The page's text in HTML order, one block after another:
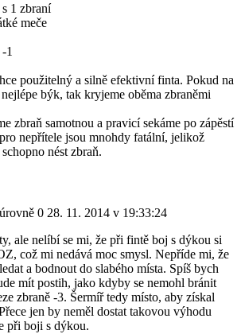
1 zbraní
meče
1
použitelný a silně efektivní finta. Pokud na
býk, tak kryjeme oběma zbraněmi
zbraň samotnou a pravicí sekáme po zápěstí
nepřítele jsou mnohdy fatální, jelikož
nést zbraň.
28. 11. 2014 v 19:33:24
ale nelíbí se mi, že při fintě boj s dýkou si
což mi nedává moc smysl. Nepříde mi, že
a bodnout do slabého místa. Spíš bych
mít postih, jako kdyby se nemohl bránit
zbraně -3. Šermíř tedy místo, aby získal
jen by neměl dostat takovou výhodu
při boji s dýkou.